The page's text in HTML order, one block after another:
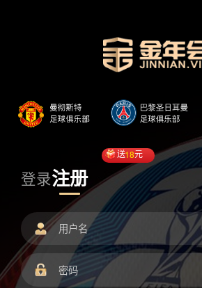
登录注册
送18元